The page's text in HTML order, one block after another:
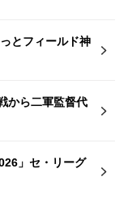
とフィールド神
から二軍監督代
」セ・リーグ